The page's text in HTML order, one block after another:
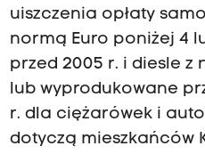
uiszczenia opłaty
normą Euro poniżej 4
przed 2005 r. i diesle z
lub wyprodukowane
r. dla ciężarówek i
dotyczą mieszkańców